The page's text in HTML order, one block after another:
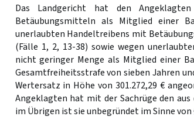
Das Landgericht hat den
Betäubungsmitteln als Mitglied einer
unerlaubten Handeltreibens mit
(Fälle 1, 2, 13-38) sowie wegen
nicht geringer Menge als Mitglied einer
Gesamtfreiheitsstrafe von sieben Jahren
Wertersatz in Höhe von 301.272,29 €
Angeklagten hat mit der Sachrüge den
im Übrigen ist sie unbegründet im Sinne von